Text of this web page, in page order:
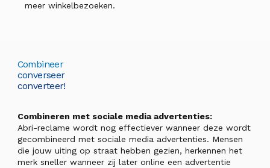
meer winkelbezoeken.
Combineer
converseer
converteer!
Combineren met sociale media advertenties:
Abri-reclame wordt nog effectiever wanneer deze wordt
gecombineerd met sociale media advertenties. Mensen
die jouw uiting op straat hebben gezien, herkennen het
merk sneller wanneer zij later online een advertentie